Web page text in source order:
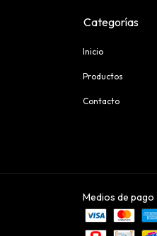
Categorías
Inicio
Productos
Contacto
Medios de pago